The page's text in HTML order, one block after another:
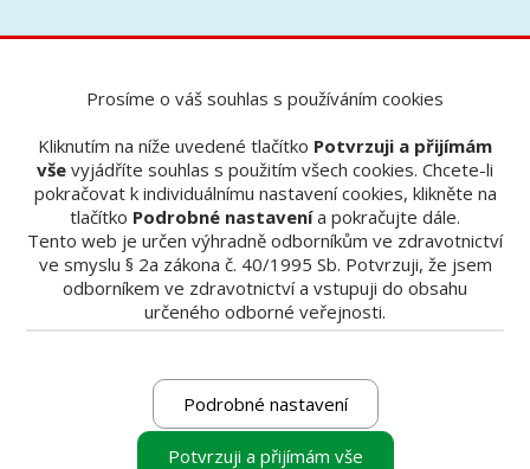
IDS nabídka zubních souprav Diplomat dental
IDS nabídka zubních souprav
Diplomat dental
JARNÍ AKCE IDS 2023 na zubní
soupravy Diplomat Model Pro
Využijte slevy -50 000 Kč + jeden ze tří extra
výbavových bonusů:
Prosíme o váš souhlas s používáním cookies
Kliknutím na níže uvedené tlačítko Potvrzuji a přijímám
vše vyjádříte souhlas s použitím všech cookies. Chcete-li
pokračovat k individuálnímu nastavení cookies, klikněte na
tlačítko Podrobné nastavenía pokračujte dále.
Tento web je určen výhradně odborníkům ve zdravotnictví
ve smyslu § 2a zákona č. 40/1995 Sb. Potvrzuji, že jsem
odborníkem ve zdravotnictví a vstupuji do obsahu
určeného odborné veřejnosti.
Podrobné nastavení
Potvrzuji a přijímám vše